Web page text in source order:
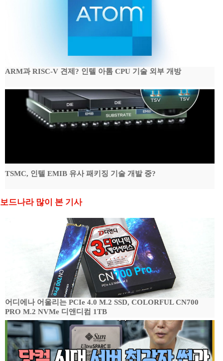
ARM과 RISC-V 견제? 인텔 아톰 CPU 기술 외부 개방
TSMC, 인텔 EMIB 유사 패키징 기술 개발 중?
보드나라 많이 본 기사
어디에나 어울리는 PCIe 4.0 M.2 SSD, COLORFUL CN700
PRO M.2 NVMe 디앤디컴 1TB